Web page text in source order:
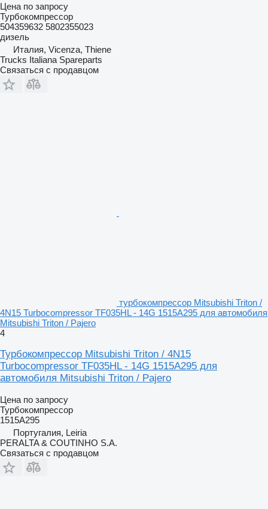
Цена по запросу
Турбокомпрессор
504359632 5802355023
дизель
Италия, Vicenza, Thiene
Trucks Italiana Spareparts
Связаться с продавцом
турбокомпрессор Mitsubishi Triton /
4N15 Turbocompressor TF035HL - 14G 1515A295 для автомобиля
Mitsubishi Triton / Pajero
4
Турбокомпрессор Mitsubishi Triton / 4N15
Turbocompressor TF035HL - 14G 1515A295 для
автомобиля Mitsubishi Triton / Pajero
Цена по запросу
Турбокомпрессор
1515A295
Португалия, Leiria
PERALTA & COUTINHO S.A.
Связаться с продавцом